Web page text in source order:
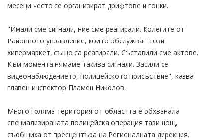
месеци често се организират дрифтове и гонки.
"Имали сме сигнали, ние сме реагирали. Колегите от
Районното управление, които обслужват този
хипермаркет, също са реагирали. Съставили сме актове.
Към момента нямаме такива сигнали. Засили се
видеонаблюдението, полицейското присъствие", казва
главен инспектор Пламен Николов.
Много голяма територия от областта е обхванала
специализираната полицейска операция тази нощ,
съобщиха от пресцентъра на Регионалната дирекция.